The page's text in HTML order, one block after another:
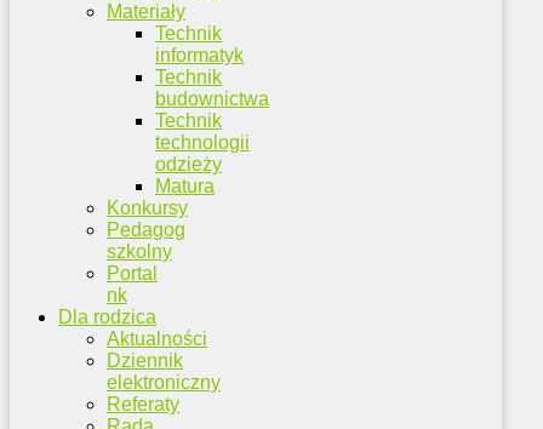
Materiały
Technik
informatyk
Technik
budownictwa
Technik
technologii
odzieży
Matura
Konkursy
Pedagog
szkolny
Portal
nk
Dla rodzica
Aktualności
Dziennik
elektroniczny
Referaty